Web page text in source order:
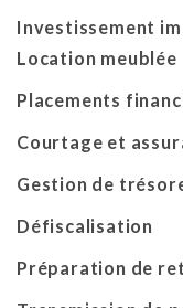
Investissement
Location meublée
Placements
Courtage et
Gestion de
Défiscalisation
Préparation de